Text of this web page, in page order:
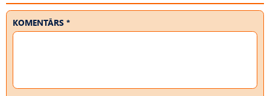
KOMENTĀRS *